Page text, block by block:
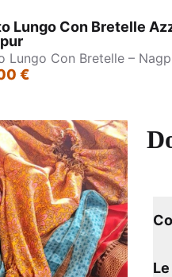
Lungo Con Bretelle
Lungo Con Bretelle –
€